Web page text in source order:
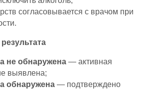
согласовывается с врачом при
не обнаружена — активная
выявлена;
обнаружена — подтверждено